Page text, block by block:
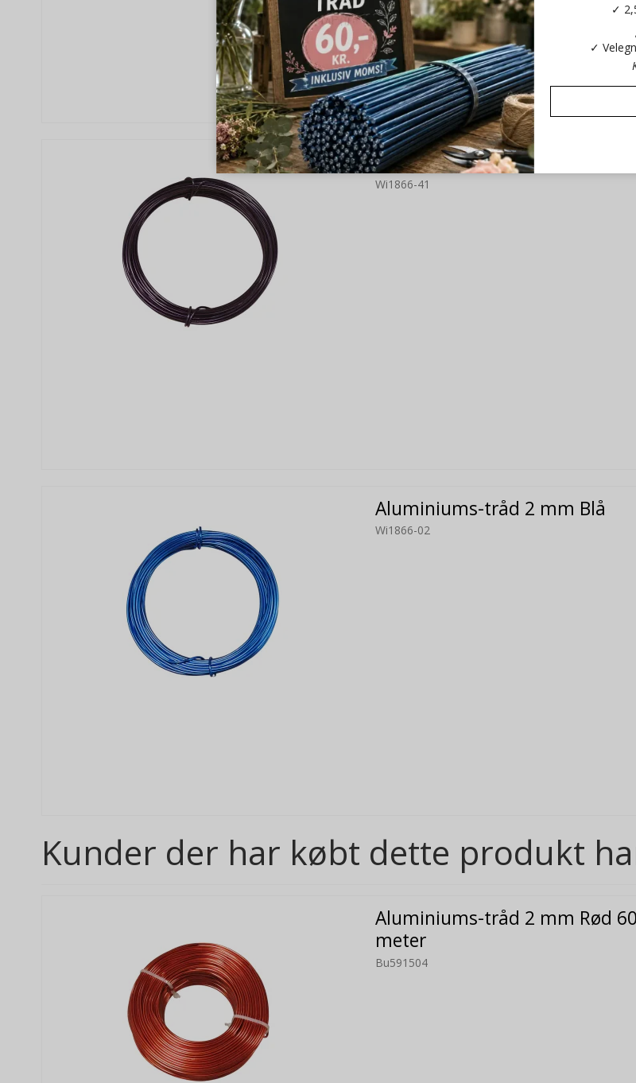
Aluminiums-tråd 2 mm
Wi1866-41
Aluminiums-tråd 2 mm Blå
Wi1866-02
Kunder der har købt dette produkt
Aluminiums-tråd 2 mm Rød 60
meter
Bu591504
✓
✓